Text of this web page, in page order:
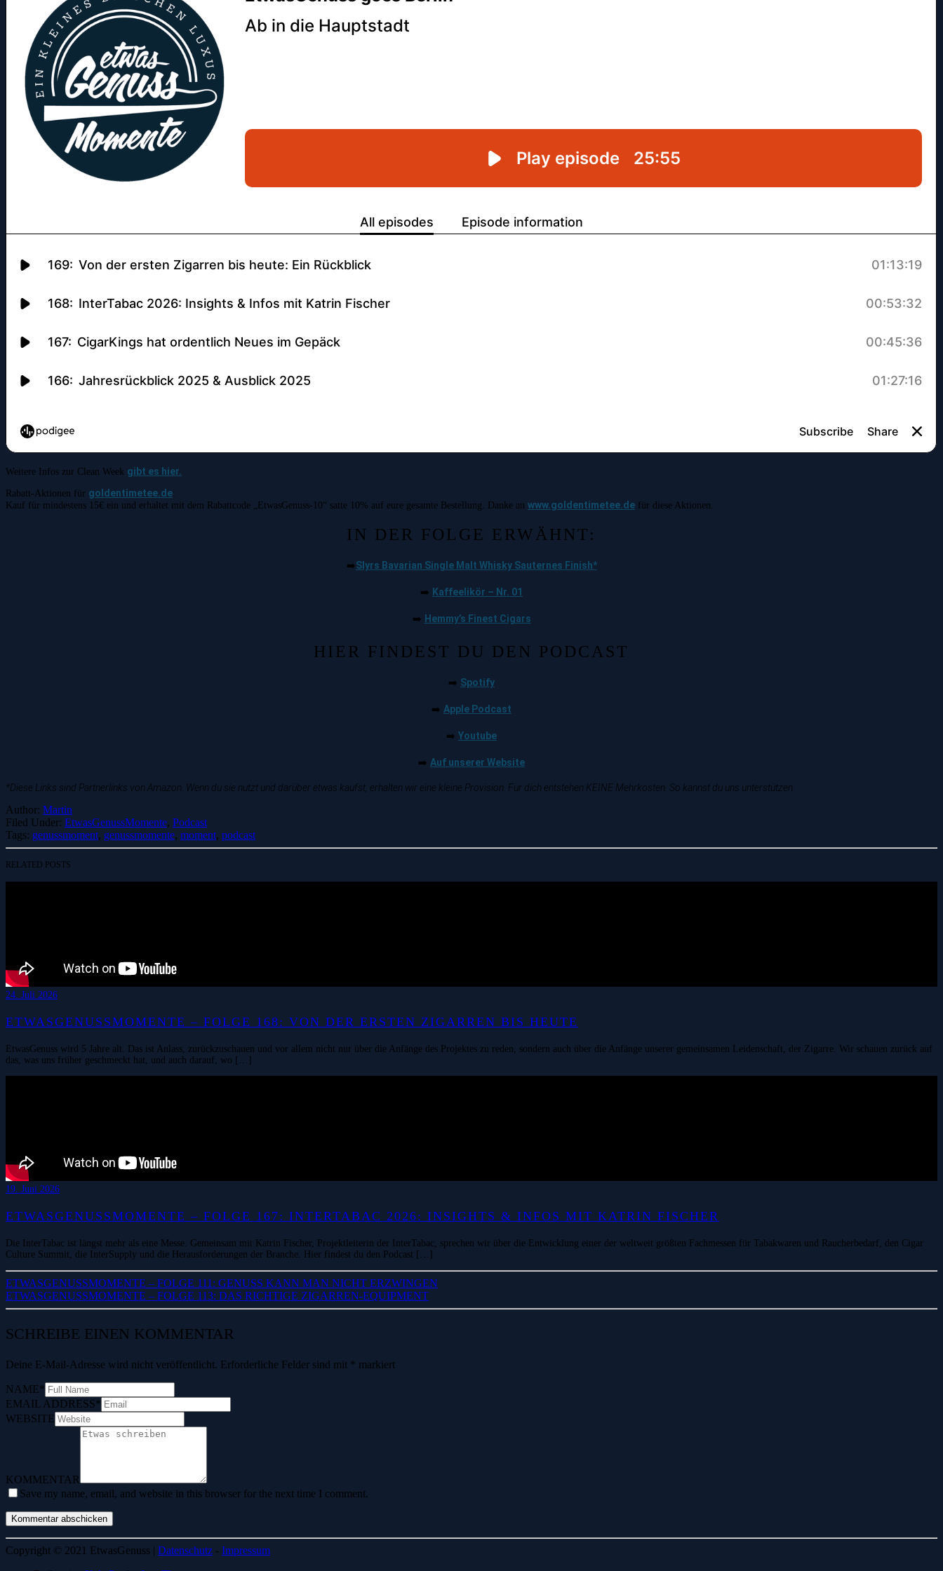
Weitere Infos zur Clean Week gibt es hier.
Rabatt-Aktionen für goldentimetee.de:
Kauf für mindestens 15€ ein und erhaltet mit dem Rabattcode „EtwasGenuss-10“ satte 10% auf eure gesamte Bestellung. Danke an www.goldentimetee.de für diese Aktionen.
IN DER FOLGE ERWÄHNT:
➡️Slyrs Bavarian Single Malt Whisky Sauternes Finish*
➡️ Kaffeelikör – Nr. 01
➡️ Hemmy’s Finest Cigars
HIER FINDEST DU DEN PODCAST
➡️ Spotify
➡️ Apple Podcast
➡️ Youtube
➡️ Auf unserer Website
*Diese Links sind Partnerlinks von Amazon. Wenn du sie nutzt und darüber etwas kaufst, erhalten wir eine kleine Provision. Für dich entstehen KEINE Mehrkosten. So kannst du uns unterstützen.
Author: Martin
Filed Under: EtwasGenussMomente, Podcast
Tags: genussmoment, genussmomente, moment, podcast
RELATED POSTS
24. Juli 2026
ETWASGENUSSMOMENTE – FOLGE 168: VON DER ERSTEN ZIGARREN BIS HEUTE
EtwasGenuss wird 5 Jahre alt. Das ist Anlass, zurückzuschauen und vor allem nicht nur über die Anfänge des Projektes zu reden, sondern auch über die Anfänge unserer gemeinsamen Leidenschaft, der Zigarre. Wir schauen zurück auf
das, was uns früher geschmeckt hat, und auch darauf, wo […]
19. Juni 2026
ETWASGENUSSMOMENTE – FOLGE 167: INTERTABAC 2026: INSIGHTS & INFOS MIT KATRIN FISCHER
Die InterTabac ist längst mehr als eine Messe. Gemeinsam mit Katrin Fischer, Projektleiterin der InterTabac, sprechen wir über die Entwicklung einer der weltweit größten Fachmessen für Tabakwaren und Raucherbedarf, den Cigar
Culture Summit, die InterSupply und die Herausforderungen der Branche. Hier findest du den Podcast […]
ETWASGENUSSMOMENTE – FOLGE 111: GENUSS KANN MAN NICHT ERZWINGEN
ETWASGENUSSMOMENTE – FOLGE 113: DAS RICHTIGE ZIGARREN-EQUIPMENT
SCHREIBE EINEN KOMMENTAR
Deine E-Mail-Adresse wird nicht veröffentlicht. Erforderliche Felder sind mit * markiert
NAME*
EMAIL ADDRESS*
WEBSITE
KOMMENTAR
Save my name, email, and website in this browser for the next time I comment.
Copyright © 2021 EtwasGenuss | Datenschutz - Impressum